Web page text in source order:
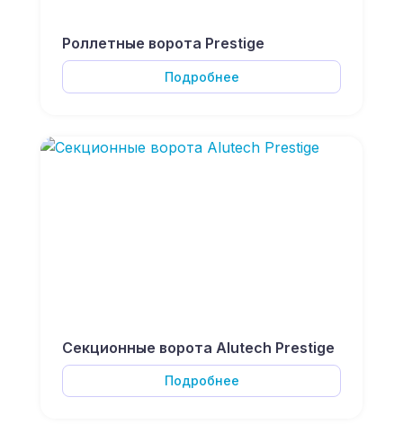
Роллетные ворота Prestige
Подробнее
Секционные ворота Alutech Prestige
Подробнее